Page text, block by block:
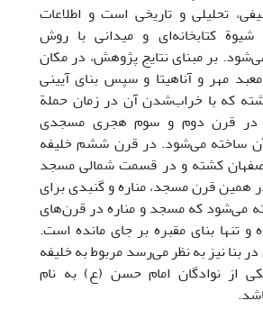
تحلیلی و تاریخی است و اطلاعات
کتابخانه‌ای و میدانی با روش
بر مبنای نتایج پژوهش، در مکان
معبد مهر و آناهیتا و سپس بنای آیینی
که با خراب‌شدن آن در زمان حملة
در قرن دوم و سوم هجری مسجدی
ساخته می‌شود. در قرن ششم خلیفه
اصفهان کشته و در قسمت شمالی مسجد
قرن مسجد، مناره و گنبدی برای
می‌شود که مسجد و مناره در قرن‌های
تنها بنای مقبره بر جای مانده است.
بنا نیز به نظر می‌رسد مربوط به خلیفه
از نوادگان امام حسن (ع) به نام